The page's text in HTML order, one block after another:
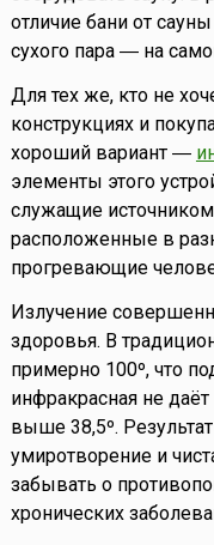
отличие бани от
сухого пара ― на
Для тех же, кто не
конструкциях и
хороший вариант ―
элементы этого
служащие
расположенные в
прогревающие
Излучение
здоровья. В
примерно 100º, что
инфракрасная не
выше 38,5º.
умиротворение и
забывать о
хронических